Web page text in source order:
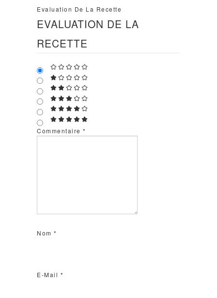
Evaluation De La Recette
EVALUATION DE LA
RECETTE
Commentaire*
Nom*
E-Mail *